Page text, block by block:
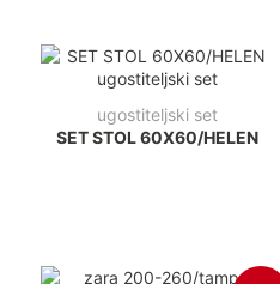
ugostiteljski set
SET STOL 60X60/HELEN